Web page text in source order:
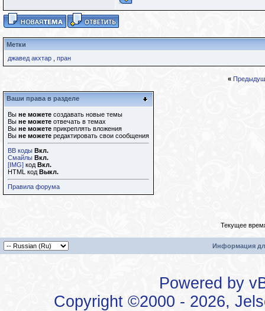
Метки
джавед акхтар
пран
«
Ваши права в разделе
Вы не можете создавать новые темы
Вы не можете отвечать в темах
Вы не можете прикреплять вложения
Вы не можете редактировать свои сообщения
BB коды Вкл.
Смайлы Вкл.
[IMG] код Вкл.
HTML код Выкл.
Правила форума
Текущее
Информация
Powered by
Copyright ©2000 - 2026,